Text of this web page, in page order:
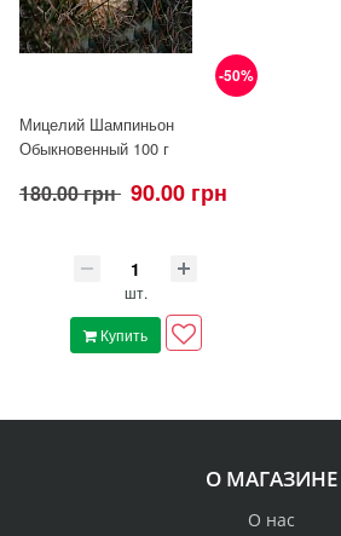
-50%
Мицелий Шампиньон
Обыкновенный 100 г
180.00 грн 90.00 грн
шт.
Купить
О МАГАЗИНЕ
О нас